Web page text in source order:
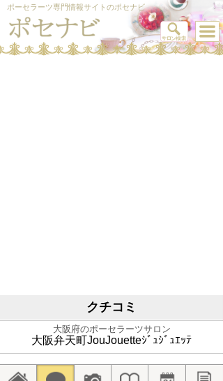
ポーセラーツ専門情報サイトのポセナビ
クチコミ
大阪府のポーセラーツサロン
大阪弁天町JouJouetteｼﾞｭｼﾞｭｴｯﾃ